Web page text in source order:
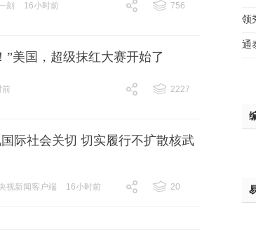
刻 16小时前
756
”美国，超级抹红大赛开始了
前
2227
际社会关切 切实履行不扩散核武
视新闻客户端 16小时前
20
领
通